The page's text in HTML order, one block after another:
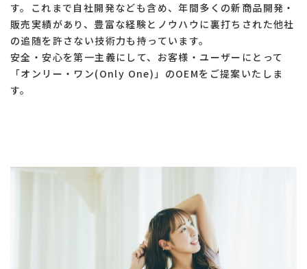
す。これまで自社開発なども含め、年間多くの新商品開発・
販売実績があり、豊富な経験とノウハウに裏打ちされた他社
の追随を許さない技術力も持っています。
​​​​​​​安全・安心を第一主義にして、お客様・ユーザーにとって
「オンリー・ワン(Only One)」のOEMをご提案いたしま
す。